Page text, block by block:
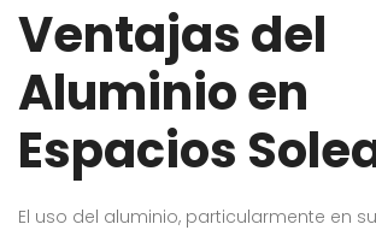
Ventajas del
Aluminio en
Espacios
El uso del aluminio, particularmente en